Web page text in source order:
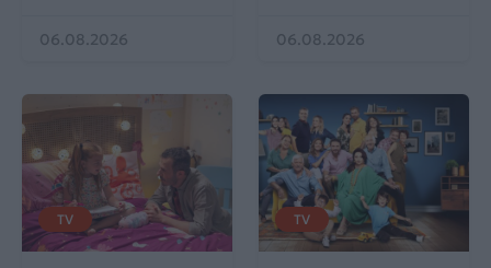
06.08.2026 06.08.2026
TV TV